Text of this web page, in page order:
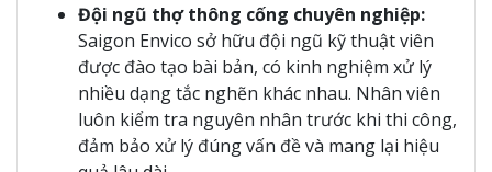
Đội ngũ thợ thông cống chuyên nghiệp:
Saigon Envico sở hữu đội ngũ kỹ thuật viên
được đào tạo bài bản, có kinh nghiệm xử lý
nhiều dạng tắc nghẽn khác nhau. Nhân viên
luôn kiểm tra nguyên nhân trước khi thi công,
đảm bảo xử lý đúng vấn đề và mang lại hiệu